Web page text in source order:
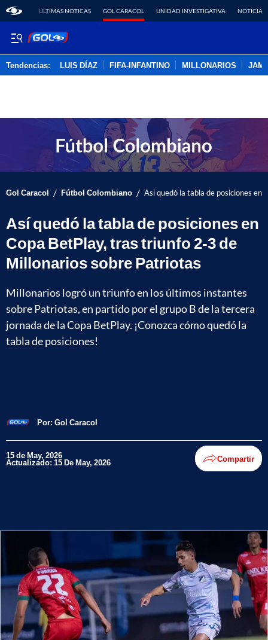
ÚLTIMAS NOTICAS GOL CARACOL UNIDAD INVESTIGATIVA NOTICIAS
Tendencias: LUIS DÍAZ FIFA-INFANTINO MILLONARIOS
Gol Caracol / Fútbol Colombiano / Así quedó la tabla de posiciones
Así quedó la tabla de posiciones en
Copa BetPlay, tras triunfo 2-3 de
Millonarios sobre Patriotas
Millonarios logró un triunfo en los últimos instantes
sobre Patriotas, en partido por el grupo B de la tercera
jornada de la Copa BetPlay. ¡Conozca cómo quedó la
tabla de posiciones!
Por: Gol Caracol
15 de May, 2026
Actualizado: 15 De May, 2026 Compartir